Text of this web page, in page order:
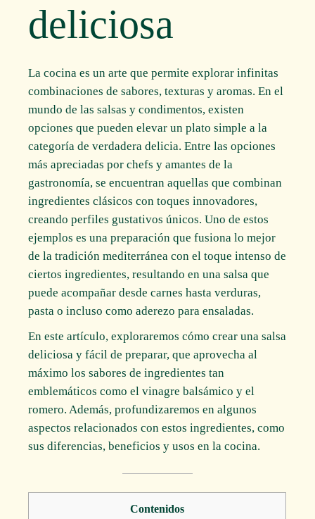
deliciosa
La cocina es un arte que permite explorar infinitas
combinaciones de sabores, texturas y aromas. En el
mundo de las salsas y condimentos, existen
opciones que pueden elevar un plato simple a la
categoría de verdadera delicia. Entre las opciones
más apreciadas por chefs y amantes de la
gastronomía, se encuentran aquellas que combinan
ingredientes clásicos con toques innovadores,
creando perfiles gustativos únicos. Uno de estos
ejemplos es una preparación que fusiona lo mejor
de la tradición mediterránea con el toque intenso de
ciertos ingredientes, resultando en una salsa que
puede acompañar desde carnes hasta verduras,
pasta o incluso como aderezo para ensaladas.
En este artículo, exploraremos cómo crear una salsa
deliciosa y fácil de preparar, que aprovecha al
máximo los sabores de ingredientes tan
emblemáticos como el vinagre balsámico y el
romero. Además, profundizaremos en algunos
aspectos relacionados con estos ingredientes, como
sus diferencias, beneficios y usos en la cocina.
Contenidos